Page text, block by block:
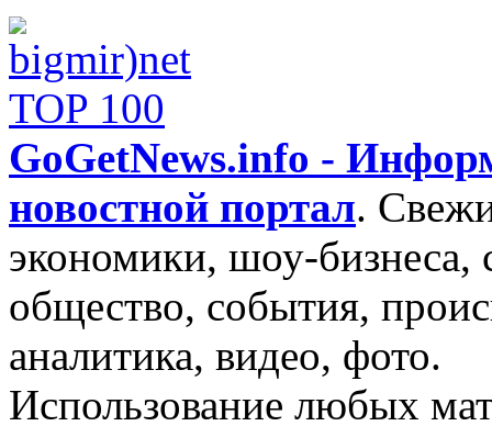
GoGetNews.info -
новостной портал.
экономики, шоу-бизнеса,
общество, события,
аналитика, видео, фото.
Использование любых